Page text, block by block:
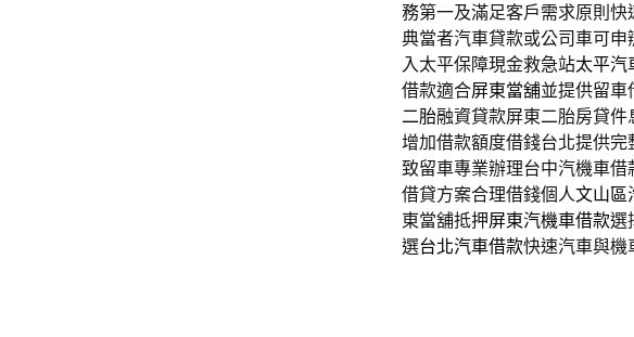
務第一及滿足客戶需求原則快
典當者汽車貸款或公司車可申
入太平保障現金救急站太平汽
借款適合屏東當舖並提供留車
二胎融資貸款屏東二胎房貸
增加借款額度借錢台北提供
致留車專業辦理台中汽機車借
借貸方案合理借錢個人文山區
東當舖抵押屏東汽機車借款選
選台北汽車借款快速汽車與機